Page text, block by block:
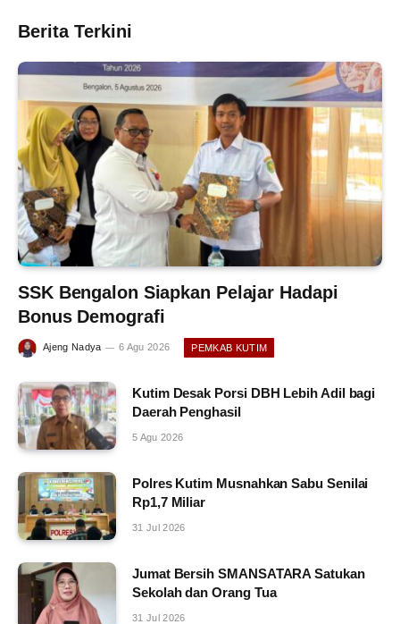
Berita Terkini
SSK Bengalon Siapkan Pelajar Hadapi
Bonus Demografi
Ajeng Nadya 6 Agu 2026 PEMKAB KUTIM
Kutim Desak Porsi DBH Lebih Adil bagi
Daerah Penghasil
5 Agu 2026
Polres Kutim Musnahkan Sabu Senilai
Rp1,7 Miliar
31 Jul 2026
Jumat Bersih SMANSATARA Satukan
Sekolah dan Orang Tua
31 Jul 2026